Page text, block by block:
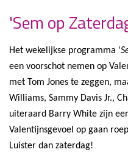
« Vorig nieuwsbericht
Technoparty in
7 februari 2017
‘Door de Mangel’
Vreeken
10 februari 2017
'Sem op
Het wekelijkse programma ‘
een voorschot nemen op
met Tom Jones te zeggen,
Williams, Sammy Davis Jr.,
uiteraard Barry White zijn
Valentijnsgevoel op gaan
Luister dan zaterdag!